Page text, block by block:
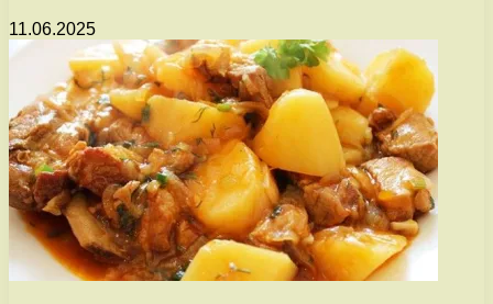
11.06.2025